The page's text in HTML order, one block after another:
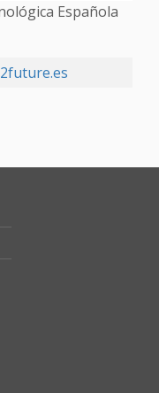
Española